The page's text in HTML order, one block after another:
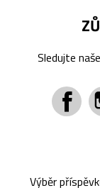
Sledujte
Výběr